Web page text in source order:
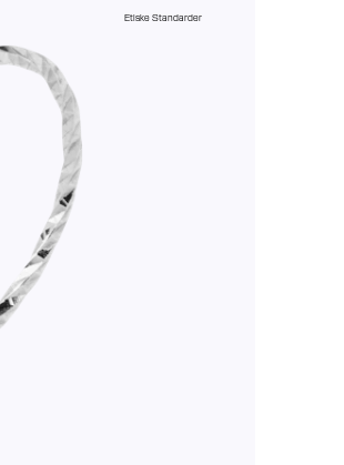
Etiske Standarder